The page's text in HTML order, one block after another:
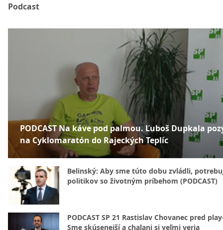
Podcast
PODCAST Na káve pod palmou. Ľuboš Dupkala
na Cyklomaratón do Rajeckých Teplíc
Belinský: Aby sme túto dobu zvládli,
politikov so životným príbehom (PODCAST)
PODCAST SP 21 Rastislav Chovanec pred
Sme skúsenejší a chalani si veľmi veria